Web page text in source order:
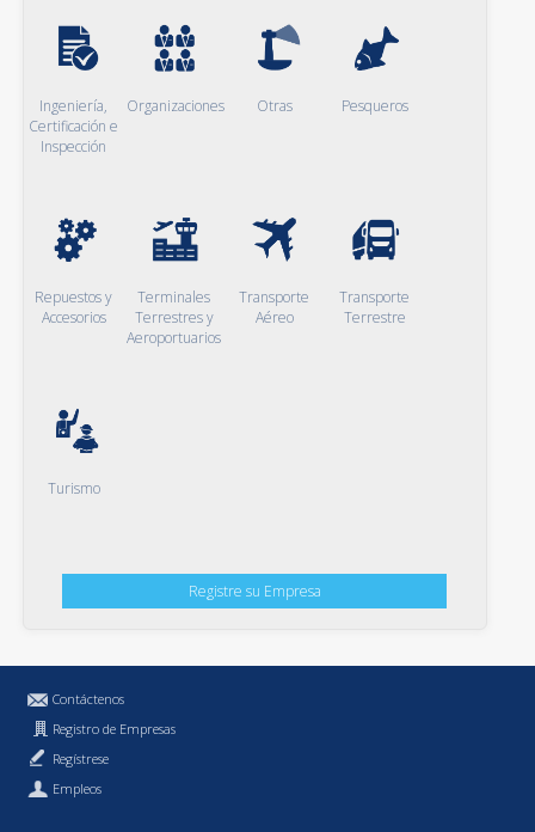
Ingeniería,
Certificación e
Inspección
Organizaciones Otras Pesqueros
Repuestos y
Accesorios
Terminales
Terrestres y
Aeroportuarios
Transporte
Aéreo
Transporte
Terrestre
Turismo
Registre su Empresa
Contáctenos
Registro de Empresas
Regístrese
Empleos